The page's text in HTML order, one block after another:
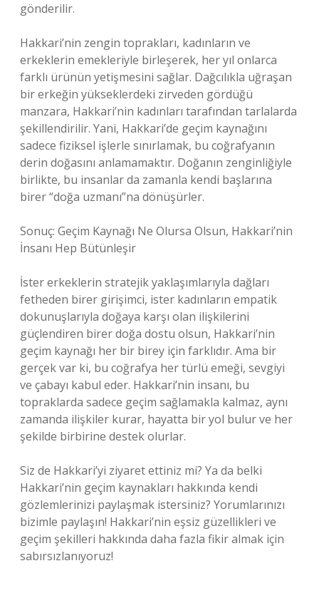
gönderilir.
Hakkari’nin zengin toprakları, kadınların ve
erkeklerin emekleriyle birleşerek, her yıl onlarca
farklı ürünün yetişmesini sağlar. Dağcılıkla uğraşan
bir erkeğin yükseklerdeki zirveden gördüğü
manzara, Hakkari’nin kadınları tarafından tarlalarda
şekillendirilir. Yani, Hakkari’de geçim kaynağını
sadece fiziksel işlerle sınırlamak, bu coğrafyanın
derin doğasını anlamamaktır. Doğanın zenginliğiyle
birlikte, bu insanlar da zamanla kendi başlarına
birer “doğa uzmanı”na dönüşürler.
Sonuç: Geçim Kaynağı Ne Olursa Olsun, Hakkari’nin
İnsanı Hep Bütünleşir
İster erkeklerin stratejik yaklaşımlarıyla dağları
fetheden birer girişimci, ister kadınların empatik
dokunuşlarıyla doğaya karşı olan ilişkilerini
güçlendiren birer doğa dostu olsun, Hakkari’nin
geçim kaynağı her bir birey için farklıdır. Ama bir
gerçek var ki, bu coğrafya her türlü emeği, sevgiyi
ve çabayı kabul eder. Hakkari’nin insanı, bu
topraklarda sadece geçim sağlamakla kalmaz, aynı
zamanda ilişkiler kurar, hayatta bir yol bulur ve her
şekilde birbirine destek olurlar.
Siz de Hakkari’yi ziyaret ettiniz mi? Ya da belki
Hakkari’nin geçim kaynakları hakkında kendi
gözlemlerinizi paylaşmak istersiniz? Yorumlarınızı
bizimle paylaşın! Hakkari’nin eşsiz güzellikleri ve
geçim şekilleri hakkında daha fazla fikir almak için
sabırsızlanıyoruz!